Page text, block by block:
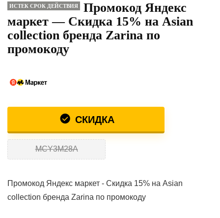
ИСТЕК СРОК ДЕЙСТВИЯ
Промокод Яндекс
маркет — Скидка 15% на Asian
collection бренда Zarina по
промокоду
СКИДКА
MCY3M28A
Промокод Яндекс маркет - Скидка 15% на Asian
collection бренда Zarina по промокоду